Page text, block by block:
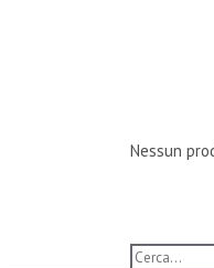
Nessun